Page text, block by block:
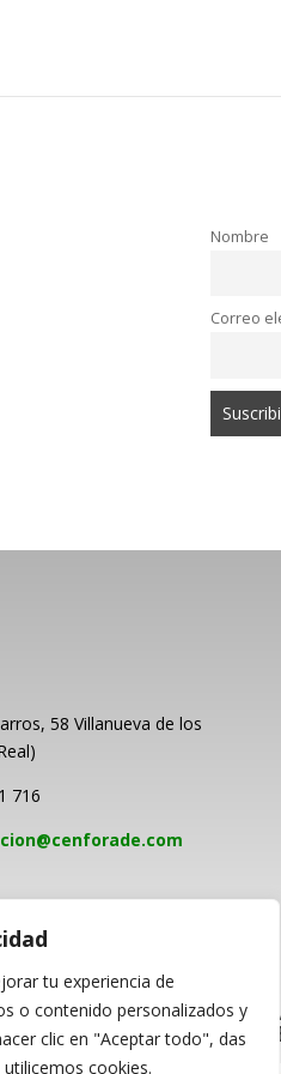
tu experiencia de
o contenido personalizados y
clic en "Aceptar todo", das
cookies.
Nombre
Correo
58 Villanueva de los
716
PROGRAMA KIT